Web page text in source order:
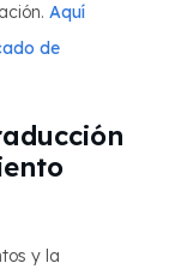
Aquí
de
y la